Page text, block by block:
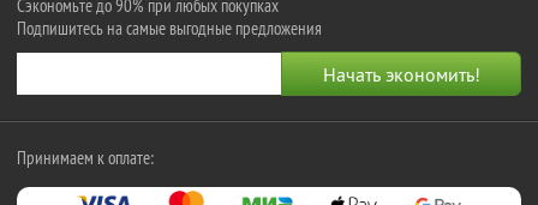
Сэкономьте до 90% при любых покупках
Подпишитесь на самые выгодные предложения
Принимаем к оплате: